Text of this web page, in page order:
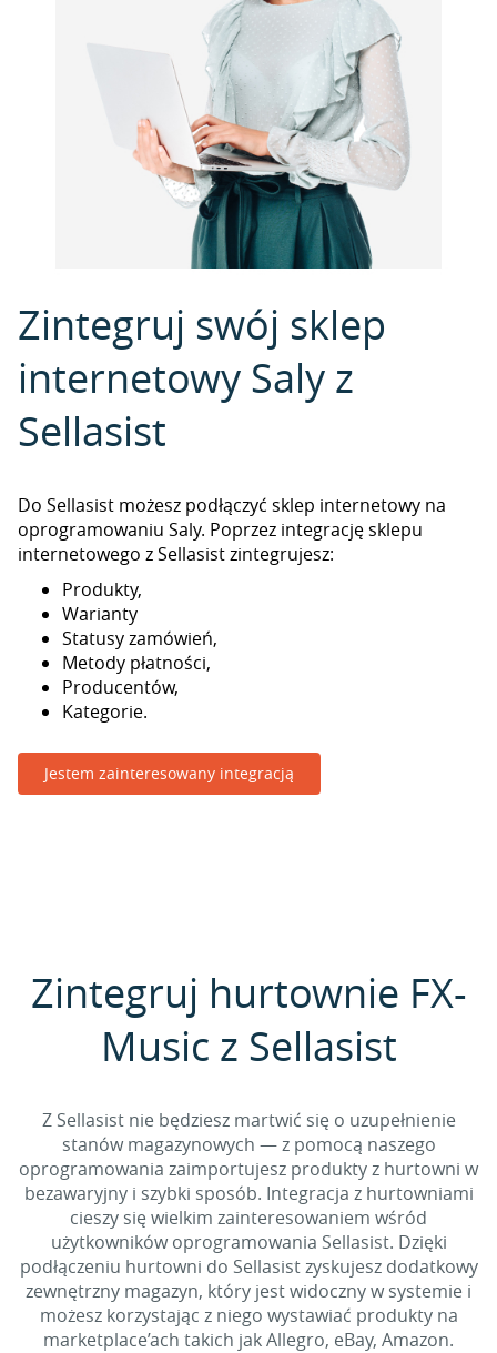
Zintegruj swój sklep
internetowy Saly z
Sellasist
Do Sellasist możesz podłączyć sklep internetowy na
oprogramowaniu Saly. Poprzez integrację sklepu
internetowego z Sellasist zintegrujesz:
Produkty,
Warianty
Statusy zamówień,
Metody płatności,
Producentów,
Kategorie.
Jestem zainteresowany integracją
Zintegruj hurtownie FX-
Music z Sellasist
Z Sellasist nie będziesz martwić się o uzupełnienie
stanów magazynowych — z pomocą naszego
oprogramowania zaimportujesz produkty z hurtowni w
bezawaryjny i szybki sposób. Integracja z hurtowniami
cieszy się wielkim zainteresowaniem wśród
użytkowników oprogramowania Sellasist. Dzięki
podłączeniu hurtowni do Sellasist zyskujesz dodatkowy
zewnętrzny magazyn, który jest widoczny w systemie i
możesz korzystając z niego wystawiać produkty na
marketplace’ach takich jak Allegro, eBay, Amazon.